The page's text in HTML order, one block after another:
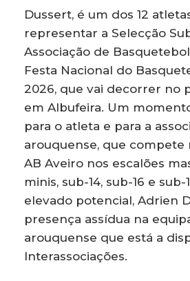
Dussert, é um dos 12
representar a Selecção
Associação de
Festa Nacional do
2026, que vai decorrer no
em Albufeira. Um
para o atleta e para a
arouquense, que compete
AB Aveiro nos escalões
minis, sub-14, sub-16 e
elevado potencial, Adrien
presença assídua na
arouquense que está a
Interassociações.